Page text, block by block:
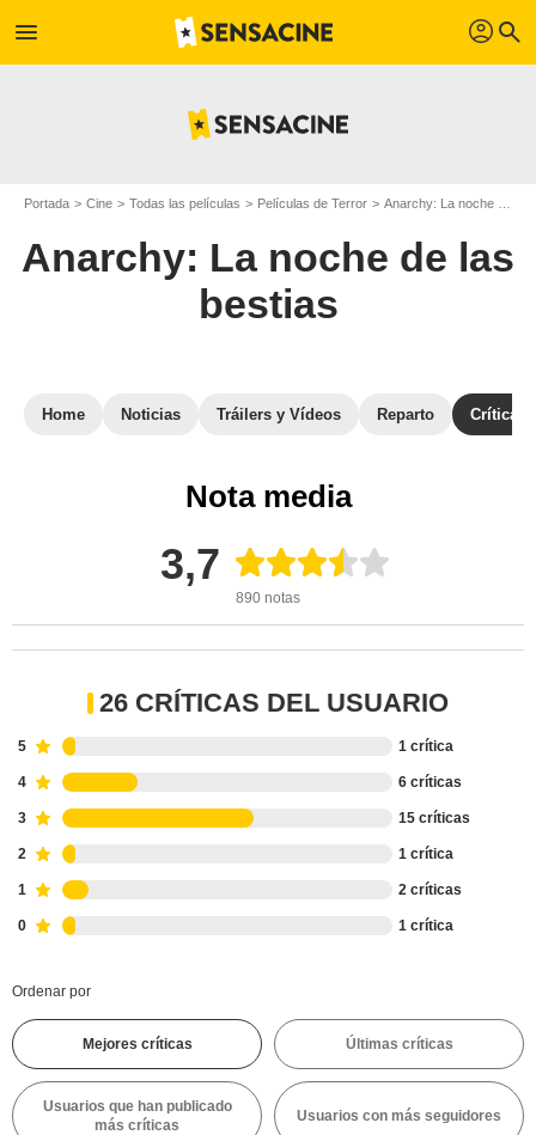
menu profil search
Portada Cine Todas las películas Películas de Terror Anarchy: La noche de las bestias
Anarchy: La noche de las
bestias
Home Noticias Tráilers y Vídeos Reparto Críticas
Nota media
3,7
890 notas
26 CRÍTICAS DEL USUARIO
5 1 crítica
4 6 críticas
3 15 críticas
2 1 crítica
1 2 críticas
0 1 crítica
Ordenar por
Mejores críticas Últimas críticas
Usuarios que han publicado
más críticas
Usuarios con más seguidores